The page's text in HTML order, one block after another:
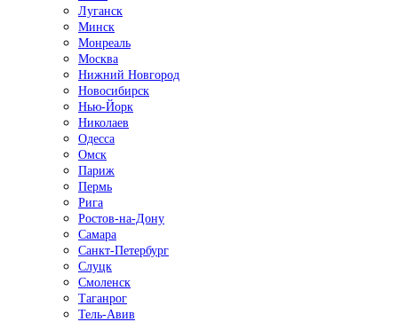
Луганск
Минск
Монреаль
Москва
Нижний Новгород
Новосибирск
Нью-Йорк
Николаев
Одесса
Омск
Париж
Пермь
Рига
Ростов-на-Дону
Самара
Санкт-Петербург
Слуцк
Смоленск
Таганрог
Тель-Авив